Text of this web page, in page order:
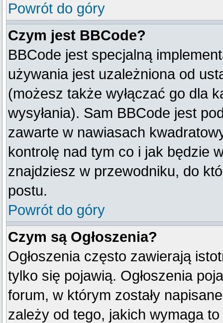
Powrót do góry
Czym jest BBCode?
BBCode jest specjalną
używania jest uzależniona od
(możesz także wyłączać go dla
wysyłania). Sam BBCode jest
zawarte w nawiasach
kontrolę nad tym co i jak będzie
znajdziesz w przewodniku, do
postu.
Powrót do góry
Czym są Ogłoszenia?
Ogłoszenia często zawierają
tylko się pojawią. Ogłoszenia
forum, w którym zostały
zależy od tego, jakich wymaga